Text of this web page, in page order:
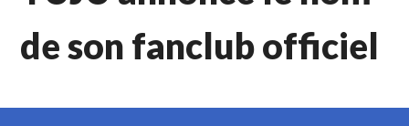
de son fanclub officiel